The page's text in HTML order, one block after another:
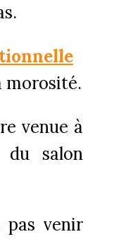
morosité.
venue à
du salon
pas venir